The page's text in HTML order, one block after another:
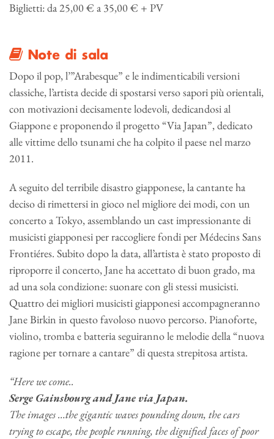
Biglietti: da 25,00 € a 35,00 € + PV
Note di sala
Dopo il pop, l’”Arabesque” e le indimenticabili versioni
classiche, l’artista decide di spostarsi verso sapori più orientali,
con motivazioni decisamente lodevoli, dedicandosi al
Giappone e proponendo il progetto “Via Japan”, dedicato
alle vittime dello tsunami che ha colpito il paese nel marzo
2011.
A seguito del terribile disastro giapponese, la cantante ha
deciso di rimettersi in gioco nel migliore dei modi, con un
concerto a Tokyo, assemblando un cast impressionante di
musicisti giapponesi per raccogliere fondi per Médecins Sans
Frontiéres. Subito dopo la data, all’artista è stato proposto di
riproporre il concerto, Jane ha accettato di buon grado, ma
ad una sola condizione: suonare con gli stessi musicisti.
Quattro dei migliori musicisti giapponesi accompagneranno
Jane Birkin in questo favoloso nuovo percorso. Pianoforte,
violino, tromba e batteria seguiranno le melodie della “nuova
ragione per tornare a cantare” di questa strepitosa artista.
“Here we come..
Serge Gainsbourg and Jane via Japan.
The images …the gigantic waves pounding down, the cars
trying to escape, the people running, the dignified faces of poor